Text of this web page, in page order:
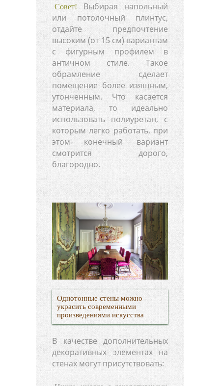
Совет!
Выбирая напольный
или потолочный плинтус,
отдайте предпочтение
высоким (от 15 см) вариантам
с фигурным профилем в
античном стиле. Такое
обрамление сделает
помещение более изящным,
утонченным. Что касается
материала, то идеально
использовать полиуретан, с
которым легко работать, при
этом конечный вариант
смотрится дорого,
благородно.
Однотонные стены можно
украсить современными
произведениями искусства
В качестве дополнительных
декоративных элементах на
стенах могут присутствовать: